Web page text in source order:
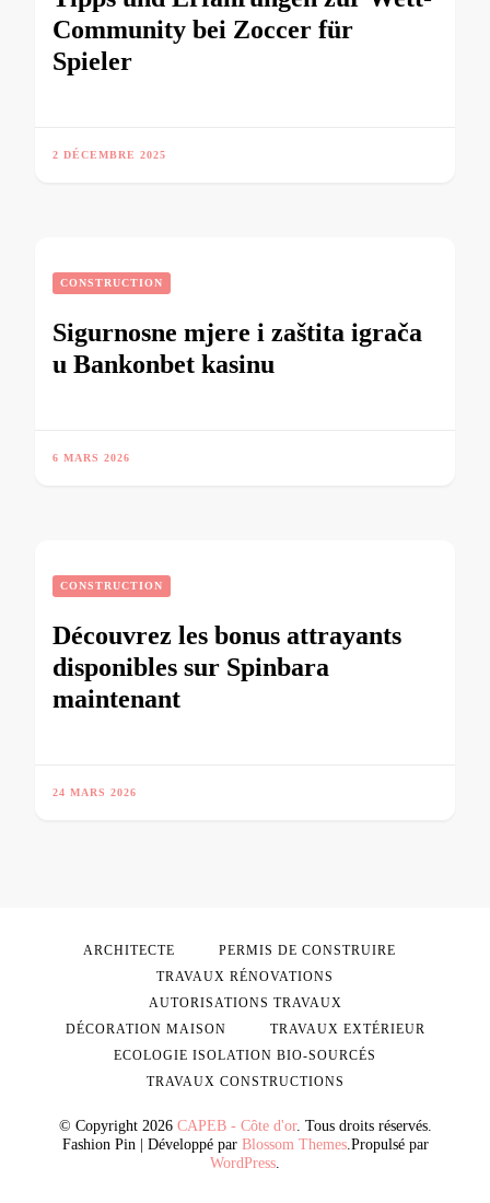
Community bei Zoccer für
Spieler
2 DÉCEMBRE 2025
CONSTRUCTION
Sigurnosne mjere i zaštita igrača
u Bankonbet kasinu
6 MARS 2026
CONSTRUCTION
Découvrez les bonus attrayants
disponibles sur Spinbara
maintenant
24 MARS 2026
© Copyright 2026 CAPEB - Côte d'or. Tous droits réservés.
Fashion Pin | Développé par Blossom Themes.Propulsé par
WordPress.
ARCHITECTE
PERMIS DE CONSTRUIRE
TRAVAUX RÉNOVATIONS
AUTORISATIONS TRAVAUX
DÉCORATION MAISON
TRAVAUX EXTÉRIEUR
ECOLOGIE ISOLATION BIO-SOURCÉS
TRAVAUX CONSTRUCTIONS